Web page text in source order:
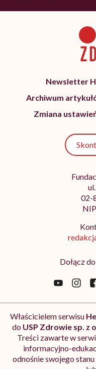
Newsletter
Archiwum
Zmiana
02-
Dołącz
Właścicielem serwisu
do USP Zdrowie sp. z
Treści zawarte w
informacyjno-
odnośnie swojego